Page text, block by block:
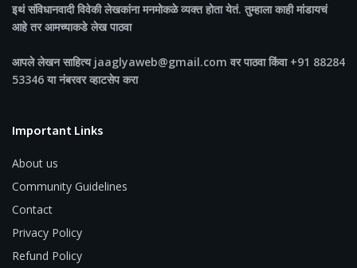
इथं संविधानवादी विवेकी लेखकांना मनमोकळे व्यक्त होता येतं. तुम्हाला काही मांडायचं
आहे तर आमच्याकडे लेख पाठवा
आपले लेखन साहित्य jaaglyaweb@gmail.com वर पाठवा किंवा +91 88284
53346 या नंबरवर व्हाटसेप करा
Important Links
About us
Community Guidelines
Contact
Privacy Policy
Refund Policy